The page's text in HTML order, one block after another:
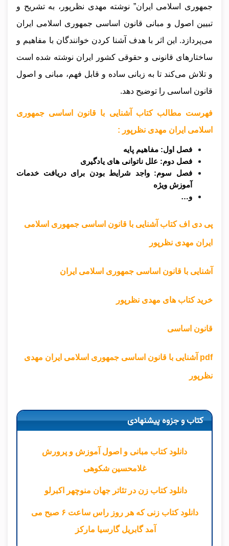
جمهوری اسلامی ایران” نوشته مهدی نظرپور، به تشریح و
تبیین اصول و مبانی قانون اساسی جمهوری اسلامی ایران
می‌پردازد. این اثر با هدف آشنا کردن خوانندگان با مفاهیم و
ساختارهای قانونی و حقوقی کشور ایران نوشته شده است
و تلاش می‌کند تا به زبانی ساده و قابل فهم، مبانی و اصول
قانون اساسی را توضیح دهد.
فهرست مطالب کتاب آشنایی با قانون اساسی جمهوری
اسلامی ایران مهدی نظرپور :
فصل اول: مفاهیم پایه
فصل دوم: علل ناتوانی های یادگیری
فصل سوم: واجد شرایط بودن برای دریافت خدمات
آموزش ویژه
و…
پی دی اف کتاب آشنایی با قانون اساسی جمهوری اسلامی
ایران مهدی نظرپور
آشنایی با قانون اساسی جمهوری اسلامی ایران
خرید کتاب های مهدی نظرپور
قانون اساسی
pdf آشنایی با قانون اساسی جمهوری اسلامی ایران مهدی
نظرپور
کتاب و جزوه پیشنهادی
دانلود کتاب مبانی و اصول آموزش و پرورش
غلامحسین شکوهی
دانلود کتاب زن در تئاتر جهان منوچهر اکبرلو
دانلود کتاب زنی که هر روز راس ساعت ۶ صبح می
آمد گابریل گارسیا مارکز